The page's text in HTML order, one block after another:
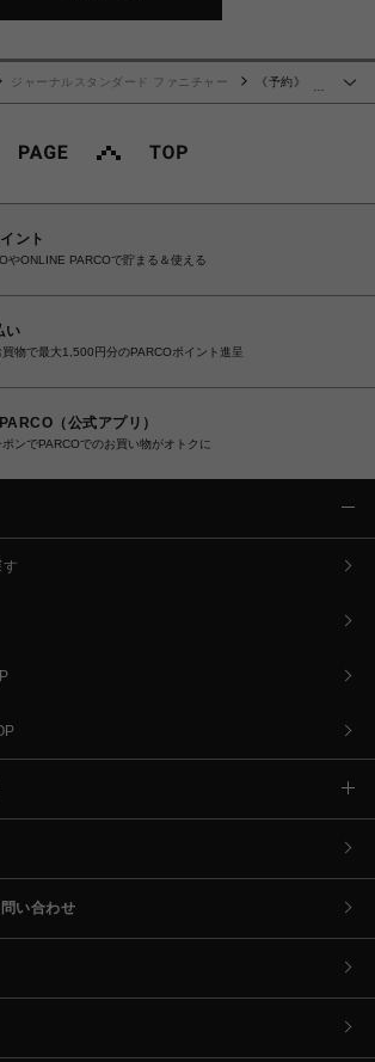
ジャーナルスタンダード ファニチャー
《予約》《9
ント
やONLINE PARCOで貯まる＆使える
い
物で最大1,500円分のPARCOポイント進呈
（公式アプリ）
ンでPARCOでのお買い物がオトクに
い合わせ